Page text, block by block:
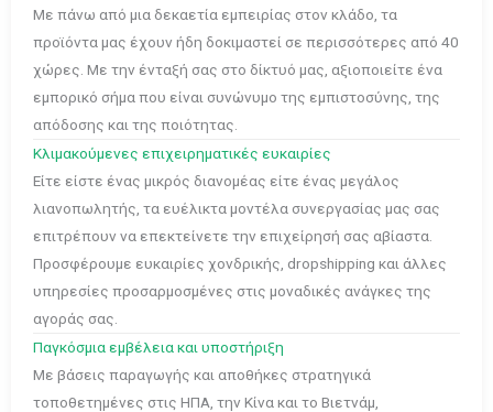
Με πάνω από μια δεκαετία εμπειρίας στον κλάδο, τα
προϊόντα μας έχουν ήδη δοκιμαστεί σε περισσότερες από 40
χώρες. Με την ένταξή σας στο δίκτυό μας, αξιοποιείτε ένα
εμπορικό σήμα που είναι συνώνυμο της εμπιστοσύνης, της
απόδοσης και της ποιότητας.
Κλιμακούμενες επιχειρηματικές ευκαιρίες
Είτε είστε ένας μικρός διανομέας είτε ένας μεγάλος
λιανοπωλητής, τα ευέλικτα μοντέλα συνεργασίας μας σας
επιτρέπουν να επεκτείνετε την επιχείρησή σας αβίαστα.
Προσφέρουμε ευκαιρίες χονδρικής, dropshipping και άλλες
υπηρεσίες προσαρμοσμένες στις μοναδικές ανάγκες της
αγοράς σας.
Παγκόσμια εμβέλεια και υποστήριξη
Με βάσεις παραγωγής και αποθήκες στρατηγικά
τοποθετημένες στις ΗΠΑ, την Κίνα και το Βιετνάμ,